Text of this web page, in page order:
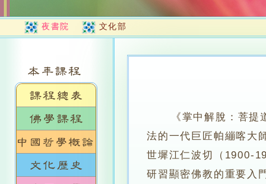
夜書院 文化部
《掌中解脫：菩提道
法的一代巨匠帕繃喀大
世墀江仁波切（1900-
研習顯密佛教的重要入